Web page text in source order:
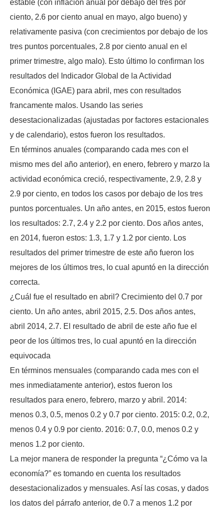
estable (con inflación anual por debajo del tres por
ciento, 2.6 por ciento anual en mayo, algo bueno) y
relativamente pasiva (con crecimientos por debajo de los
tres puntos porcentuales, 2.8 por ciento anual en el
primer trimestre, algo malo). Esto último lo confirman los
resultados del Indicador Global de la Actividad
Económica (IGAE) para abril, mes con resultados
francamente malos. Usando las series
desestacionalizadas (ajustadas por factores estacionales
y de calendario), estos fueron los resultados.
En términos anuales (comparando cada mes con el
mismo mes del año anterior), en enero, febrero y marzo la
actividad económica creció, respectivamente, 2.9, 2.8 y
2.9 por ciento, en todos los casos por debajo de los tres
puntos porcentuales. Un año antes, en 2015, estos fueron
los resultados: 2.7, 2.4 y 2.2 por ciento. Dos años antes,
en 2014, fueron estos: 1.3, 1.7 y 1.2 por ciento. Los
resultados del primer trimestre de este año fueron los
mejores de los últimos tres, lo cual apuntó en la dirección
correcta.
¿Cuál fue el resultado en abril? Crecimiento del 0.7 por
ciento. Un año antes, abril 2015, 2.5. Dos años antes,
abril 2014, 2.7. El resultado de abril de este año fue el
peor de los últimos tres, lo cual apuntó en la dirección
equivocada
En términos mensuales (comparando cada mes con el
mes inmediatamente anterior), estos fueron los
resultados para enero, febrero, marzo y abril. 2014:
menos 0.3, 0.5, menos 0.2 y 0.7 por ciento. 2015: 0.2, 0.2,
menos 0.4 y 0.9 por ciento. 2016: 0.7, 0.0, menos 0.2 y
menos 1.2 por ciento.
La mejor manera de responder la pregunta “¿Cómo va la
economía?” es tomando en cuenta los resultados
desestacionalizados y mensuales. Así las cosas, y dados
los datos del párrafo anterior, de 0.7 a menos 1.2 por